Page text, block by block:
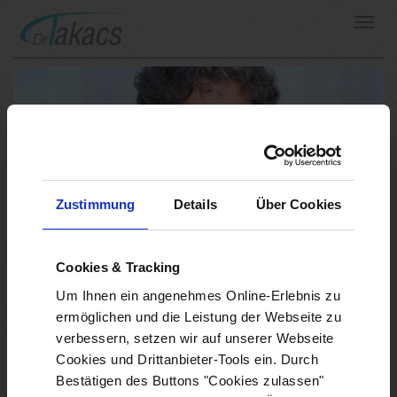
Zustimmung Details Über Cookies
Cookies & Tracking
Um Ihnen ein angenehmes Online-Erlebnis zu
ermöglichen und die Leistung der Webseite zu
verbessern, setzen wir auf unserer Webseite
Cookies und Drittanbieter-Tools ein. Durch
Bestätigen des Buttons "Cookies zulassen"
Dr. Takacs
Dermatologo consulente dell’ospedale regionale di
Lienz
Medico superiore del compartimento dermatologico
del Wilhelminenspital (attualmente fermato)